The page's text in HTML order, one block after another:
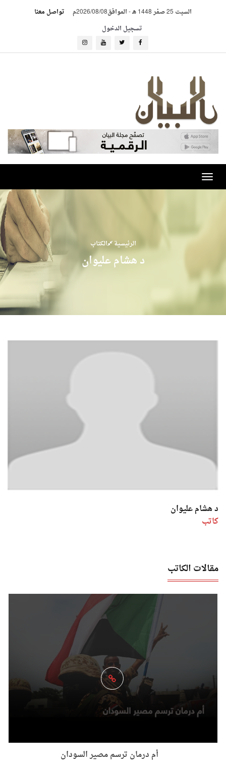
السبت 25 صفر 1448 هـ -الموافق2026/08/08م
تواصل معنا
تسجيل الدخول
Toggle
navigation
الرئيسية الكتاب
د هشام عليوان
د هشام عليوان
كاتب
مقالات الكاتب
أم درمان ترسم مصير السودان